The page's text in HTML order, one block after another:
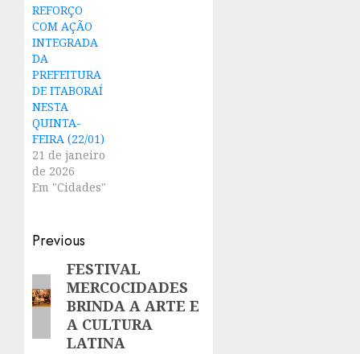
REFORÇO
COM AÇÃO
INTEGRADA
DA
PREFEITURA
DE ITABORAÍ
NESTA
QUINTA-
FEIRA (22/01)
21 de janeiro
de 2026
Em "Cidades"
Post
navigation
Previous
Previous
post:
FESTIVAL
MERCOCIDADES
BRINDA A ARTE E
A CULTURA
LATINA